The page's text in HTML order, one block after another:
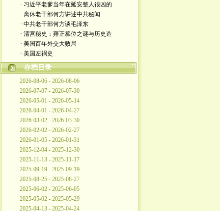
· 习近平老爹当年在延安整人很凶的
· 离休老干部何方讲述中共秘闻
· 中共老干部何方谈毛泽东
· 清宫秘史：雍正篡位之谜与历史造
· 美国百年外交大败局
· 美国左祸史
存档目录
2026-08-06 - 2026-08-06
2026-07-07 - 2026-07-30
2026-05-01 - 2026-05-14
2026-04-01 - 2026-04-27
2026-03-02 - 2026-03-30
2026-02-02 - 2026-02-27
2026-01-05 - 2026-01-31
2025-12-04 - 2025-12-30
2025-11-13 - 2025-11-17
2025-09-19 - 2025-09-19
2025-08-25 - 2025-08-27
2025-06-02 - 2025-06-05
2025-05-02 - 2025-05-29
2025-04-13 - 2025-04-24